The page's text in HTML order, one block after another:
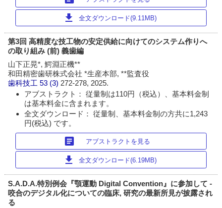
download 全文ダウンロード(9.11MB)
第3回 高精度な技工物の安定供給に向けてのシステム作りへ
の取り組み (前) 義歯編
山下正晃*, 鰐淵正機**
和田精密歯研株式会社 *生産本部, **監査役
歯科技工 53 (3) 272-278, 2025.
アブストラクト： 従量制は110円（税込）、基本料金制
は基本料金に含まれます。
全文ダウンロード： 従量制、基本料金制の方共に1,243
円(税込) です。
article アブストラクトを見る
download 全文ダウンロード(6.19MB)
S.A.D.A.特別例会『顎運動 Digital Convention』に参加して -
咬合のデジタル化についての臨床, 研究の最新所見が披露され
る